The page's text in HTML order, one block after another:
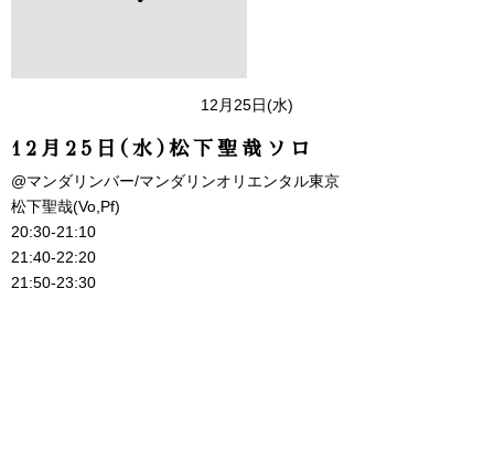
12月25日(水)
12月25日(水)松下聖哉ソロ
@マンダリンバー/マンダリンオリエンタル東京
松下聖哉(Vo,Pf)
20:30-21:10
21:40-22:20
21:50-23:30